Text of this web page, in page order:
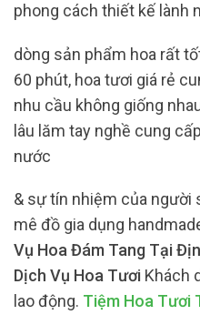
phong cách thiết kế lành
dòng sản phẩm hoa rất
60 phút, hoa tươi giá rẻ
nhu cầu không giống
lâu lăm tay nghề cung
nước
& sự tín nhiệm của người
mê đồ gia dụng
Vụ Hoa Đám Tang Tại
Dịch Vụ Hoa Tươi Khách
lao động. Tiệm Hoa Tươi